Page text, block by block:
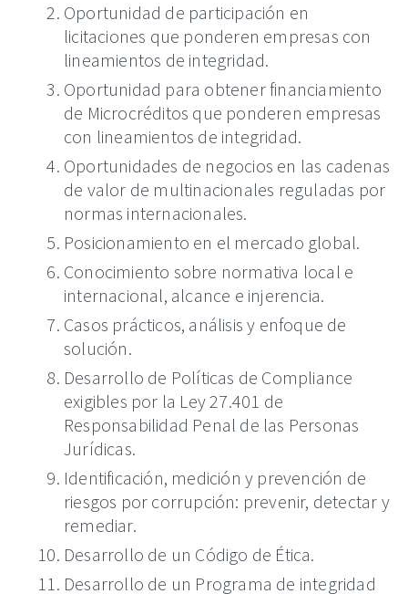
Oportunidad de participación en
licitaciones que ponderen empresas con
lineamientos de integridad.
Oportunidad para obtener financiamiento
de Microcréditos que ponderen empresas
con lineamientos de integridad.
Oportunidades de negocios en las cadenas
de valor de multinacionales reguladas por
normas internacionales.
Posicionamiento en el mercado global.
Conocimiento sobre normativa local e
internacional, alcance e injerencia.
Casos prácticos, análisis y enfoque de
solución.
Desarrollo de Políticas de Compliance
exigibles por la Ley 27.401 de
Responsabilidad Penal de las Personas
Jurídicas.
Identificación, medición y prevención de
riesgos por corrupción: prevenir, detectar y
remediar.
Desarrollo de un Código de Ética.
Desarrollo de un Programa de integridad